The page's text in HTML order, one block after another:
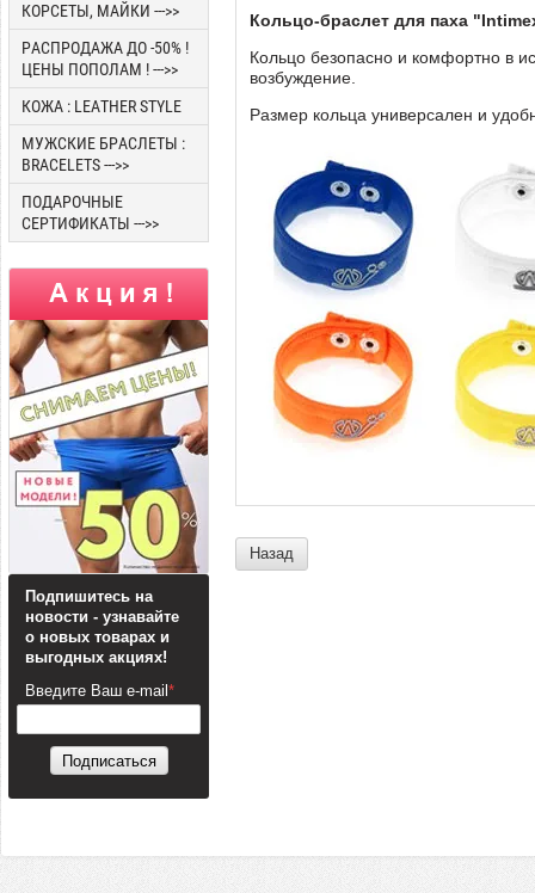
Кольцо-браслет для паха
Кольцо безопасно и комфортно в
возбуждение.
Размер кольца универсален и
Назад
КОРСЕТЫ, МАЙКИ --->>
РАСПРОДАЖА ДО -50% !
ЦЕНЫ ПОПОЛАМ ! --->>
КОЖА : LEATHER STYLE
МУЖСКИЕ БРАСЛЕТЫ :
BRACELETS --->>
ПОДАРОЧНЫЕ
СЕРТИФИКАТЫ --->>
Подпишитесь на
новости - узнавайте
о новых товарах и
выгодных акциях!
Введите Ваш e-mail *
Подписаться